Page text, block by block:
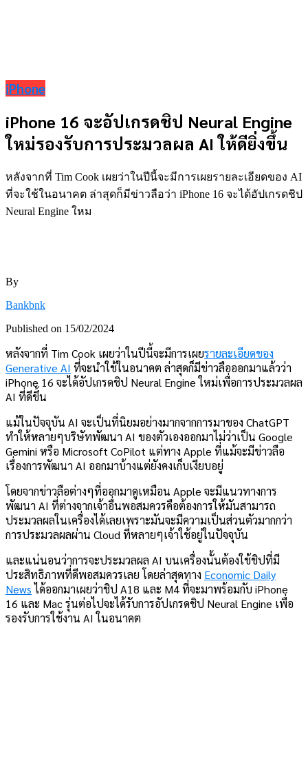
iPhone
iPhone 16 จะอัปเกรดชิป Neural Engine
ใหม่รองรับการประมวลผล AI ให้ดียิ่งขึ้น
หลังจากที่ Tim Cook เผยว่าในปีนี้จะมีการเผยรายละเอียดของ AI
ที่จะใช้ในอนาคต ล่าสุดก็มีข่าวลือว่า iPhone 16 จะได้อัปเกรดชิป
Neural Engine ใหม
By
Bankbnk
Published on 15/02/2024
หลังจากที่ Tim Cook เผยว่าในปีนี้จะมีการเผยรายละเอียดของ
Generative AI ที่จะนำใช้ในอนาคต ล่าสุดก็มีข่าวลือออกมาแล้วว่า
iPhone 16 จะได้อัปเกรดชิป Neural Engine ใหม่เพื่อการประมวลผล
AI ที่ดีขึ้น
แม้ในปัจจุบัน AI จะเป็นที่นิยมอย่างมากจากการมาของ ChatGPT
ทำให้หลายๆบริษัทพัฒนา AI ของตัวเองออกมาไม่ว่าเป็น Google
Gemini หรือ Microsoft CoPilot แต่ทาง Apple ที่แม้จะมีข่าวลือ
เรื่องการพัฒนา AI ออกมาบ้างแต่ยังคงเก็บเงียบอยู่
โดยจากข่าวลือต่างๆที่ออกมาดูเหมือน Apple จะมีแนวทางการ
พัฒนา AI ที่ต่างจากเจ้าอื่นพอสมควรคือต้องการให้มันสามารถ
ประมวลผลในเครื่องได้เลยเพราะมันจะมีความเป็นส่วนตัวมากกว่า
การประมวลผลผ่าน Cloud ที่หลายๆเจ้าใช้อยู่ในปัจจุบัน
และแน่นอนว่าการจะประมวลผล AI บนเครื่องนั้นต้องใช้ชิปที่มี
ประสิทธิภาพที่ดีพอสมควรเลย โดยล่าสุดทาง Economic Daily
Newsได้ออกมาเผยว่าชิป A18 และ M4 ที่จะมาพร้อมกับ iPhone
16 และ Mac รุ่นต่อไปจะได้รับการอัปเกรดชิป Neural Engine เพื่อ
รองรับการใช้งาน AI ในอนาคต